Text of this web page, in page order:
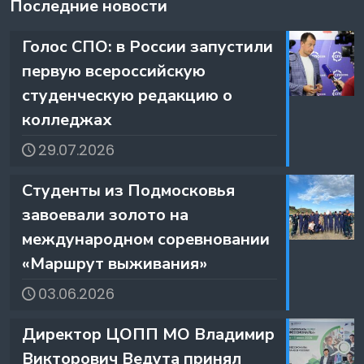
Последние новости
️Голос СПО: в России запустили
первую всероссийскую
студенческую редакцию о
колледжах
29.07.2026
️Студенты из Подмосковья
завоевали золото на
международном соревновании
«Маршрут выживания»
03.06.2026
️Директор ЦОПП МО Владимир
Викторович Ведута принял